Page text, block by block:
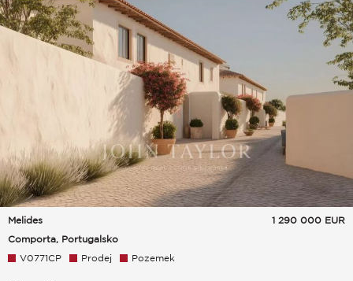
Melides
Comporta, Portugalsko
1 290 000 EUR
V0771CP Prodej Pozemek